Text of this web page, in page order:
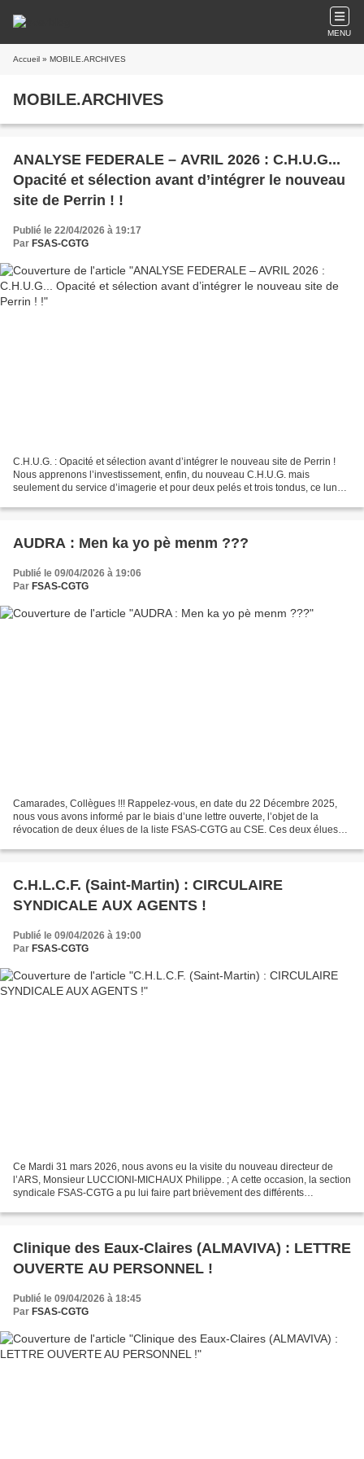
MENU
Accueil » MOBILE.ARCHIVES
MOBILE.ARCHIVES
ANALYSE FEDERALE – AVRIL 2026 : C.H.U.G...
Opacité et sélection avant d’intégrer le nouveau
site de Perrin ! !
Publié le 22/04/2026 à 19:17
Par FSAS-CGTG
C.H.U.G. : Opacité et sélection avant d’intégrer le nouveau site de Perrin !
Nous apprenons l’investissement, enfin, du nouveau C.H.U.G. mais
seulement du service d’imagerie et pour deux pelés et trois tondus, ce lundi
AUDRA : Men ka yo pè menm ???
Publié le 09/04/2026 à 19:06
Par FSAS-CGTG
Camarades, Collègues !!! Rappelez-vous, en date du 22 Décembre 2025,
nous vous avons informé par le biais d’une lettre ouverte, l’objet de la
révocation de deux élues de la liste FSAS-CGTG au CSE. Ces deux élues
C.H.L.C.F. (Saint-Martin) : CIRCULAIRE
SYNDICALE AUX AGENTS !
Publié le 09/04/2026 à 19:00
Par FSAS-CGTG
Ce Mardi 31 mars 2026, nous avons eu la visite du nouveau directeur de
l’ARS, Monsieur LUCCIONI-MICHAUX Philippe. ; A cette occasion, la section
syndicale FSAS-CGTG a pu lui faire part brièvement des différents
Clinique des Eaux-Claires (ALMAVIVA) : LETTRE
OUVERTE AU PERSONNEL !
Publié le 09/04/2026 à 18:45
Par FSAS-CGTG